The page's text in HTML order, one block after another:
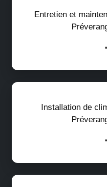
Entretien et
Installation de